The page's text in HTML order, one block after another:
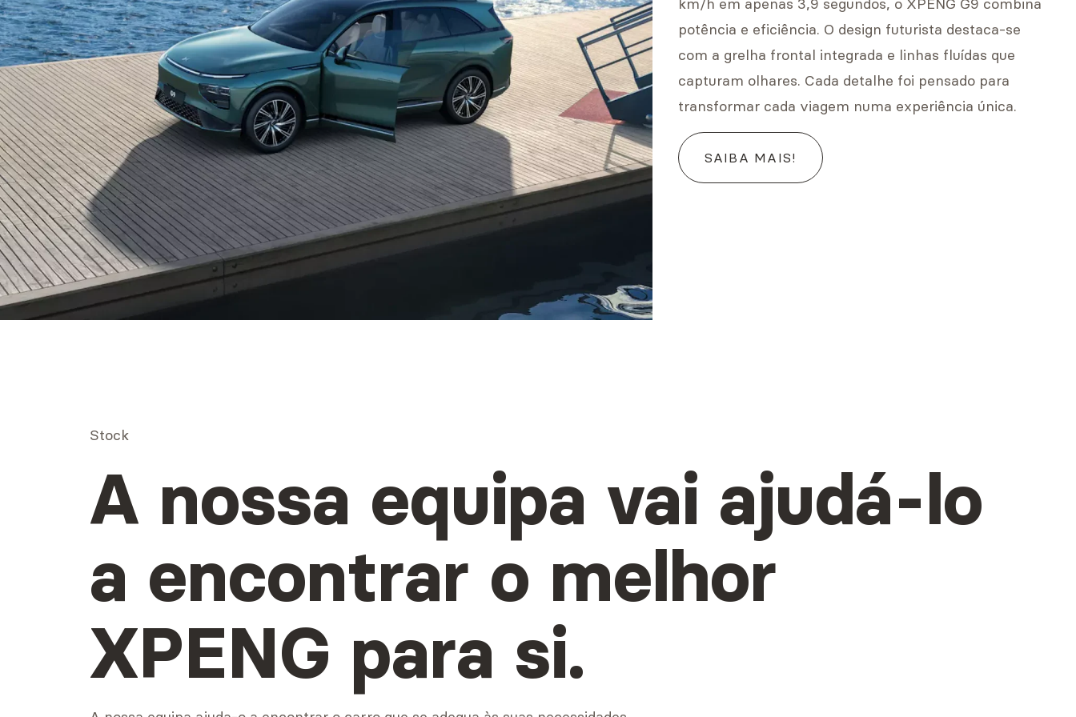
potência e eficiência. O design futurista destaca-se
com a grelha frontal integrada e linhas fluídas que
capturam olhares. Cada detalhe foi pensado para
transformar cada viagem numa experiência única.
SAIBA MAIS!
Stock
A nossa equipa vai ajudá-lo
a encontrar o melhor
XPENG para si.